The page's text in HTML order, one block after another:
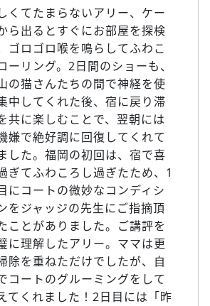
くてたまらないアリー、ケー
ら出るとすぐにお部屋を探検
ゴロゴロ喉を鳴らしてふわこ
ーリング。2日間のショーも、
の猫さんたちの間で神経を使
中してくれた後、宿に戻り滞
共に楽しむことで、翌朝には
嫌で絶好調に回復してくれて
した。福岡の初回は、宿で喜
ぎてふわころし過ぎたため、1
にコートの微妙なコンディシ
をジャッジの先生にご指摘頂
ことがありました。ご講評を
に理解したアリー。ママは更
除を重ねただけでしたが、自
コートのグルーミングをして
てくれました！2日目には「昨